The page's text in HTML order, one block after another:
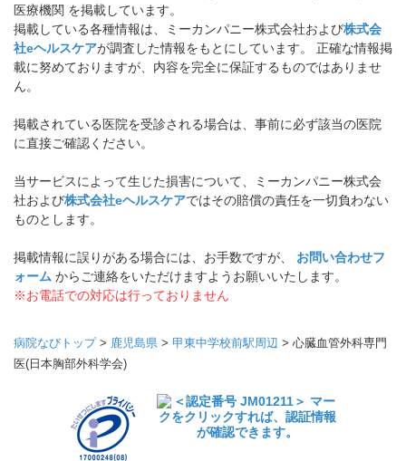
医療機関 を掲載しています。
掲載している各種情報は、ミーカンパニー株式会社および株式会
社eヘルスケアが調査した情報をもとにしています。 正確な情報掲
載に努めておりますが、内容を完全に保証するものではありませ
ん。
掲載されている医院を受診される場合は、事前に必ず該当の医院
に直接ご確認ください。
当サービスによって生じた損害について、ミーカンパニー株式会
社および株式会社eヘルスケアではその賠償の責任を一切負わない
ものとします。
掲載情報に誤りがある場合には、お手数ですが、 お問い合わせフ
ォーム からご連絡をいただけますようお願いいたします。
※お電話での対応は行っておりません
病院なびトップ> 鹿児島県 > 甲東中学校前駅周辺 > 心臓血管外科専門
医(日本胸部外科学会)